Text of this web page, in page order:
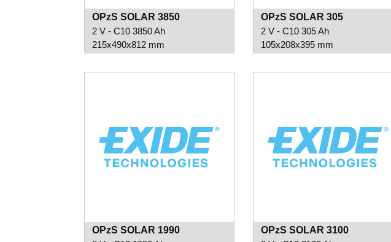
OPzS SOLAR 3850
2 V - C10 3850 Ah
215x490x812 mm
OPzS SOLAR 305
2 V - C10 305 Ah
105x208x395 mm
OPzS SOLAR 1990
OPzS SOLAR 3100